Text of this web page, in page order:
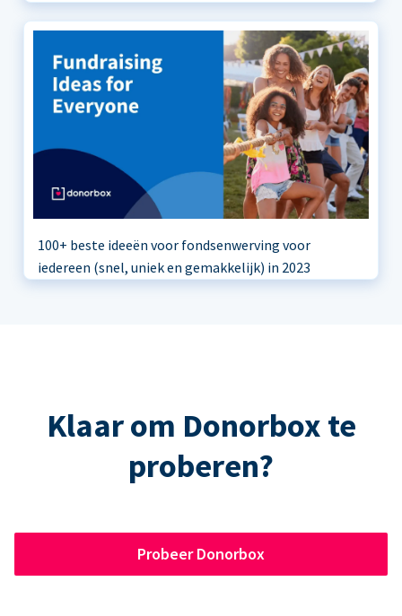
100+ beste ideeën voor fondsenwerving voor
iedereen (snel, uniek en gemakkelijk) in 2023
Klaar om Donorbox te
proberen?
Probeer Donorbox